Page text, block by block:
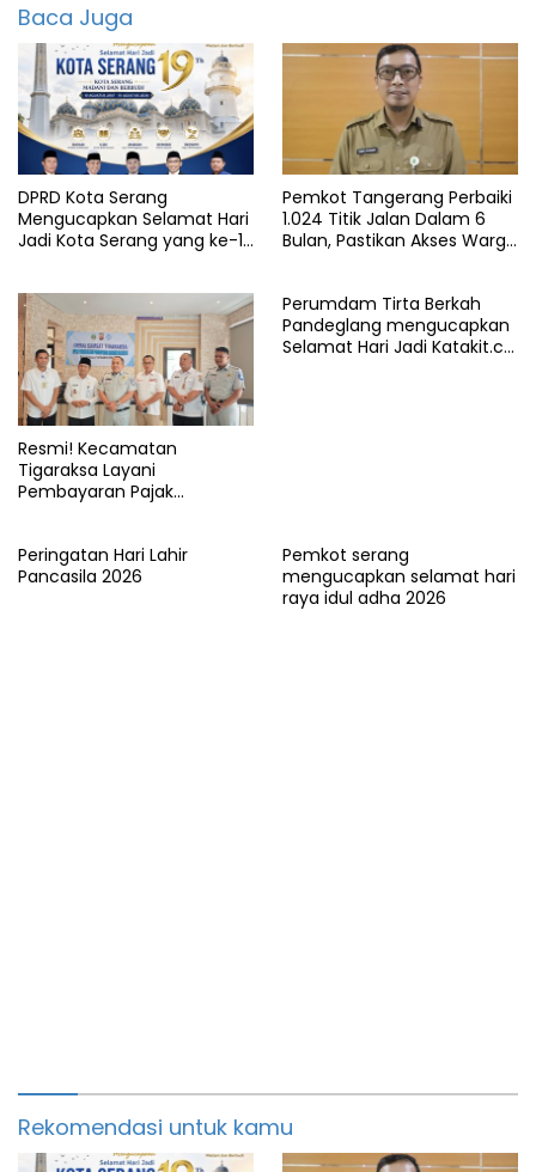
Provinsi
Baca Juga
DPRD Kota Serang
Mengucapkan Selamat Hari
Jadi Kota Serang yang ke-19
Pemkot Tangerang Perbaiki
1.024 Titik Jalan Dalam 6
Bulan, Pastikan Akses Warga
Resmi! Kecamatan
Tigaraksa Layani
Pembayaran Pajak
Perumdam Tirta Berkah
Pandeglang mengucapkan
Selamat Hari Jadi Katakit.co
Peringatan Hari Lahir
Pancasila 2026
Pemkot serang
mengucapkan selamat hari
raya idul adha 2026
Rekomendasi untuk kamu